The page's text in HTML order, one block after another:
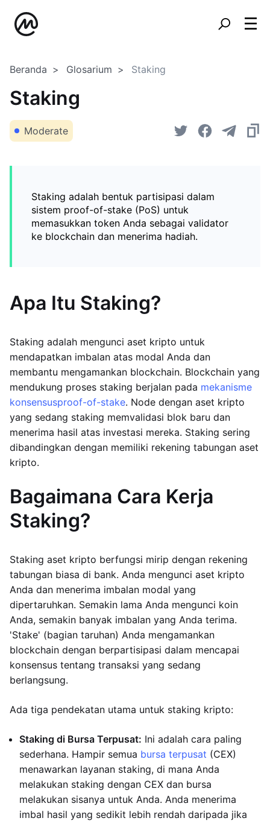
Beranda Glosarium Staking
Staking
Moderate
Staking adalah bentuk partisipasi dalam
sistem proof-of-stake (PoS) untuk
memasukkan token Anda sebagai validator
ke blockchain dan menerima hadiah.
Apa Itu Staking?
Staking adalah mengunci aset kripto untuk
mendapatkan imbalan atas modal Anda dan
membantu mengamankan blockchain. Blockchain yang
mendukung proses staking berjalan pada mekanisme
konsensusproof-of-stake. Node dengan aset kripto
yang sedang staking memvalidasi blok baru dan
menerima hasil atas investasi mereka. Staking sering
dibandingkan dengan memiliki rekening tabungan aset
kripto.
Bagaimana Cara Kerja
Staking?
Staking aset kripto berfungsi mirip dengan rekening
tabungan biasa di bank. Anda mengunci aset kripto
Anda dan menerima imbalan modal yang
dipertaruhkan. Semakin lama Anda mengunci koin
Anda, semakin banyak imbalan yang Anda terima.
'Stake' (bagian taruhan) Anda mengamankan
blockchain dengan berpartisipasi dalam mencapai
konsensus tentang transaksi yang sedang
berlangsung.
Ada tiga pendekatan utama untuk staking kripto:
Staking di Bursa Terpusat: Ini adalah cara paling
sederhana. Hampir semua bursa terpusat (CEX)
menawarkan layanan staking, di mana Anda
melakukan staking dengan CEX dan bursa
melakukan sisanya untuk Anda. Anda menerima
imbal hasil yang sedikit lebih rendah daripada jika